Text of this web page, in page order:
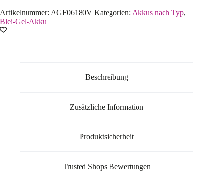
Artikelnummer: AGF06180V Kategorien: Akkus nach Typ,
Blei-Gel-Akku
Beschreibung
Zusätzliche Information
Produktsicherheit
Trusted Shops Bewertungen